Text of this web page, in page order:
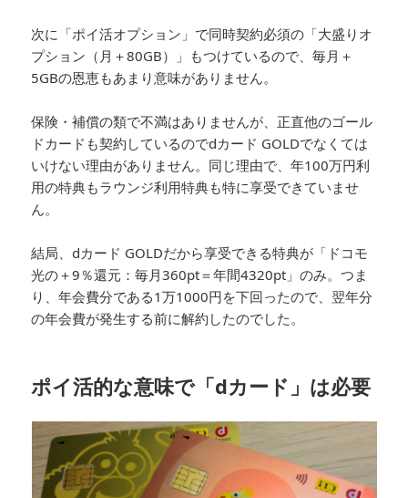
次に「ポイ活オプション」で同時契約必須の「大盛りオ
プション（月＋80GB）」もつけているので、毎月＋
5GBの恩恵もあまり意味がありません。
保険・補償の類で不満はありませんが、正直他のゴール
ドカードも契約しているのでdカード GOLDでなくては
いけない理由がありません。同じ理由で、年100万円利
用の特典もラウンジ利用特典も特に享受できていませ
ん。
結局、dカード GOLDだから享受できる特典が「ドコモ
光の＋9％還元：毎月360pt＝年間4320pt」のみ。つま
り、年会費分である1万1000円を下回ったので、翌年分
の年会費が発生する前に解約したのでした。
ポイ活的な意味で「dカード」は必要